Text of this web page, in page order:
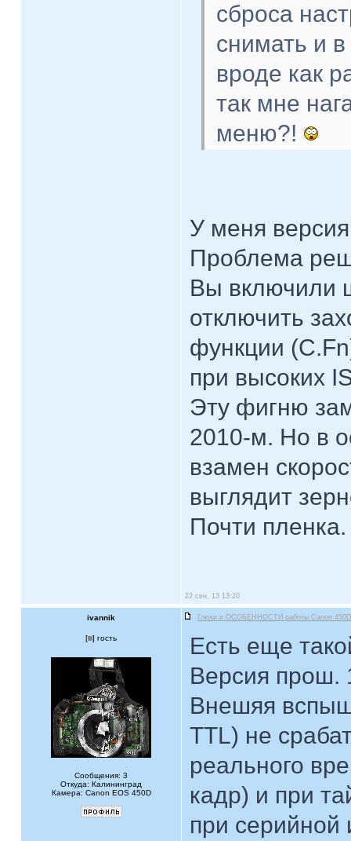
сброса
снимать и
вроде как
так мне
меню?!
У меня
Проблема
Вы включили
отключить
функции
при высоких
Эту фигню
2010-м. Но в
взамен
выглядит
Почти пленка.
22 сен, 13 13:20
ivannik Глюки и ОСОБЕННОСТИ работы Canon 450D
[ ] гость
Сообщения: 3
Откуда: Калининград
Камера: Canon EOS 450D
Есть еще
Версия прош.
Внешяя
ТТL) не
реального
кадр) и при
при серийной